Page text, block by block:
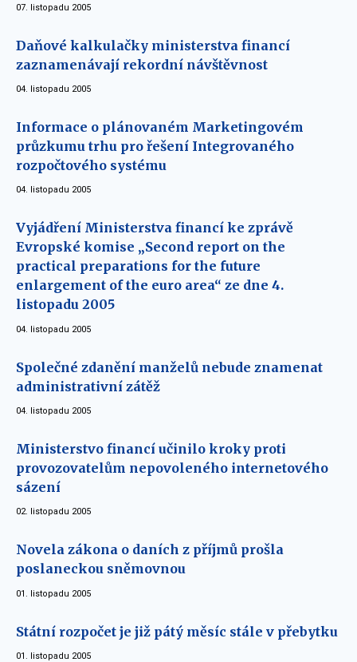
07. listopadu 2005
Daňové kalkulačky ministerstva financí
zaznamenávají rekordní návštěvnost
04. listopadu 2005
Informace o plánovaném Marketingovém
průzkumu trhu pro řešení Integrovaného
rozpočtového systému
04. listopadu 2005
Vyjádření Ministerstva financí ke zprávě
Evropské komise „Second report on the
practical preparations for the future
enlargement of the euro area“ ze dne 4.
listopadu 2005
04. listopadu 2005
Společné zdanění manželů nebude znamenat
administrativní zátěž
04. listopadu 2005
Ministerstvo financí učinilo kroky proti
provozovatelům nepovoleného internetového
sázení
02. listopadu 2005
Novela zákona o daních z příjmů prošla
poslaneckou sněmovnou
01. listopadu 2005
Státní rozpočet je již pátý měsíc stále v přebytku
01. listopadu 2005